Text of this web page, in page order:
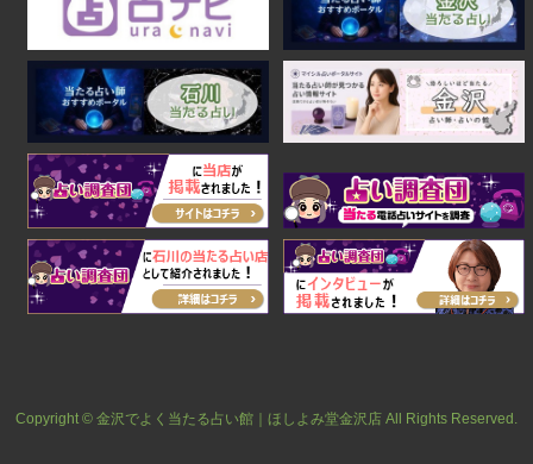
Copyright © 金沢でよく当たる占い館｜ほしよみ堂金沢店 All Rights Reserved.